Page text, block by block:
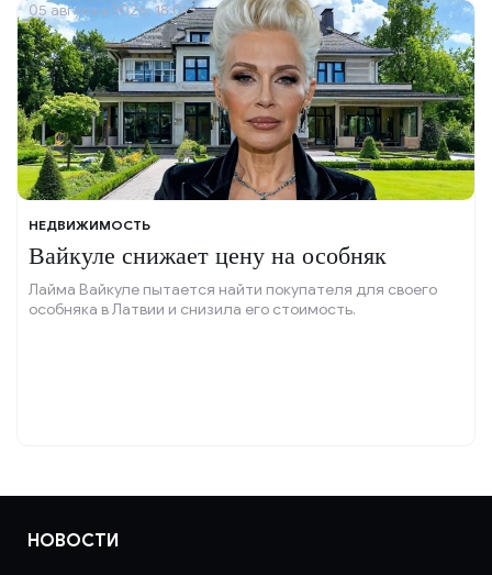
НЕДВИЖИМОСТЬ
Вайкуле снижает цену на особняк
Лайма Вайкуле пытается найти покупателя для своего
особняка в Латвии и снизила его стоимость.
05 августа 2026, 18:01
НОВОСТИ